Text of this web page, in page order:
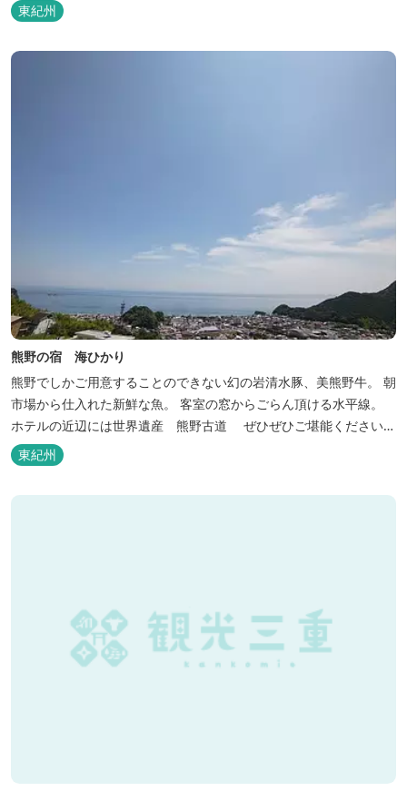
東紀州
熊野の宿 海ひかり
熊野でしかご用意することのできない幻の岩清水豚、美熊野牛。 朝
市場から仕入れた新鮮な魚。 客室の窓からごらん頂ける水平線。
ホテルの近辺には世界遺産 熊野古道 ぜひぜひご堪能くださいま
せ。
東紀州